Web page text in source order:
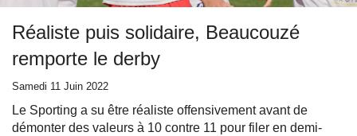
Réaliste puis solidaire, Beaucouzé
remporte le derby
Samedi 11 Juin 2022
Le Sporting a su être réaliste offensivement avant de
démonter des valeurs à 10 contre 11 pour filer en demi-